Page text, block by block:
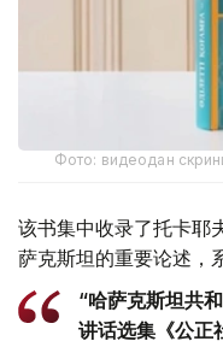
Фото: видеодан
该书集中收录了托卡耶
萨克斯坦的重要论述，
“哈萨克斯坦共
讲话选集《公